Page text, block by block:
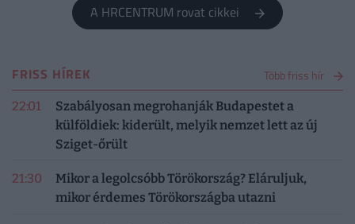
A HRCENTRUM rovat cikkei
FRISS HÍREK Több friss hír
22:01
Szabályosan megrohanják Budapestet a
külföldiek: kiderült, melyik nemzet lett az új
Sziget-őrült
21:30
Mikor a legolcsóbb Törökország? Eláruljuk,
mikor érdemes Törökországba utazni